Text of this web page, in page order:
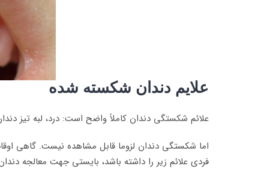
علایم دندان شکسته شده
علائم شکستگی دندان کاملاً واضح است: درد، لبه تیز
اما شکستگی دندان لزوما قابل مشاهده نیست. گاهی
فردی علائم زیر را داشته باشد، بایستی جهت معالجه